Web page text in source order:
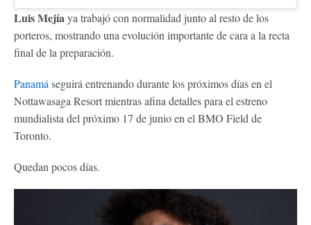
Luis Mejíaya trabajó con normalidad junto al resto de los
porteros, mostrando una evolución importante de cara a la recta
final de la preparación.
Panamá seguirá entrenando durante los próximos días en el
Nottawasaga Resort mientras afina detalles para el estreno
mundialista del próximo 17 de junio en el BMO Field de
Toronto.
Quedan pocos días.